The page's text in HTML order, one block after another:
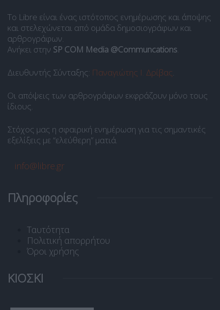
Το Libre είναι ένας ιστότοπος ενημέρωσης και άποψης
και στελεχώνεται από ομάδα δημοσιογράφων και
αρθρογράφων.
Ανήκει στην SP COM Media @Communcations.
Διευθυντής Σύνταξης: Παναγιώτης Ι. Δρίβας.
Οι απόψεις των αρθρογράφων εκφράζουν μόνο τους
ίδιους.
Στόχος μας η σφαιρική ενημέρωση για τις σημαντικές
εξελίξεις με “ελεύθερη” ματιά.
info@libre.gr
Πληροφορίες
Ταυτότητα
Πολιτική απορρήτου
Όροι χρήσης
ΚΙΟΣΚΙ